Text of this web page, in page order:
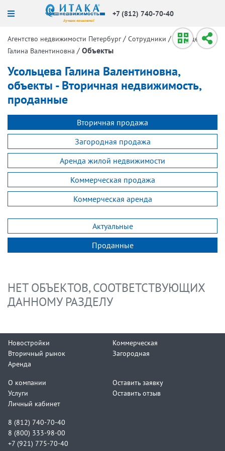
+7 (812) 740-70-40
Агентство недвижимости Петербург / Сотрудники / Усольцева
Галина Валентиновна / Объекты
Усольцева Галина Валентиновна,
объекты - Вторичная недвижимость,
проданные
Вторичная продажа
Загородная продажа
Аренда жилой недвижимости
Коммерческая продажа
Коммерческая аренда
Актуальные
Проданные
НЕТ ОБЪЕКТОВ, СООТВЕТСТВУЮЩИХ
ДАННОМУ РАЗДЕЛУ
Новостройки
Вторичный рынок
Аренда
Коммерческая
Загородная
О компании
Услуги
Личный кабинет
Оставить заявку
Оставить отзыв
8 (812) 740-70-40
8 (800) 333-98-00
+7 (921) 775-70-40